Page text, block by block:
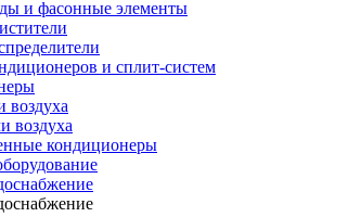
и фасонные элементы
и сплит-систем
воздуха
воздуха
кондиционеры